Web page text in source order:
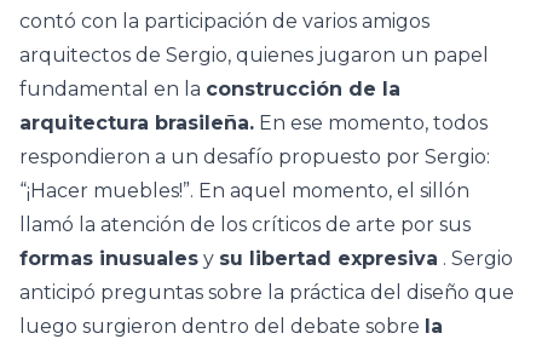
contó con la participación de varios amigos
arquitectos de Sergio, quienes jugaron un papel
fundamental en la construcción de la
arquitectura brasileña. En ese momento, todos
respondieron a un desafío propuesto por Sergio:
“¡Hacer muebles!”. En aquel momento, el sillón
llamó la atención de los críticos de arte por sus
formas inusuales y su libertad expresiva . Sergio
anticipó preguntas sobre la práctica del diseño que
luego surgieron dentro del debate sobre la